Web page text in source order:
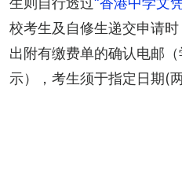
校考生及自修生递交申请
出附有缴费单的确认电邮
示），考生须于指定日期(